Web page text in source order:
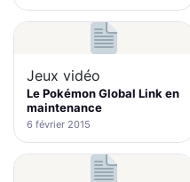
Jeux vidéo
Le Pokémon Global Link en
maintenance
6 février 2015